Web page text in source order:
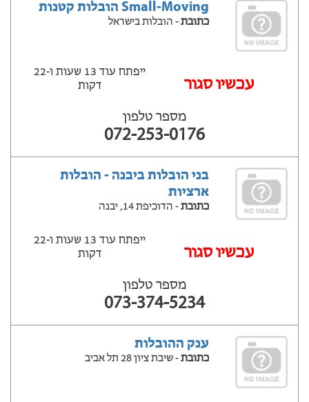
Small-Moving הובלות קטנות
כתובת- הובלות בישראל
עכשיו סגור
ייפתח עוד 13 שעות ‫ו-22
דקות
מספר טלפון
072-253-0176
בני הובלות ביבנה - הובלות
ארציות
כתובת- הדוכיפת 14, יבנה
עכשיו סגור
ייפתח עוד 13 שעות ‫ו-22
דקות
מספר טלפון
073-374-5234
ענק ההובלות
כתובת- שיבת ציון 28 תל אביב